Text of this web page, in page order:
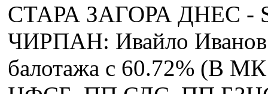
СТАРА ЗАГОРА ДНЕС -
ЧИРПАН: Ивайло
балотажа с 60.72% (В